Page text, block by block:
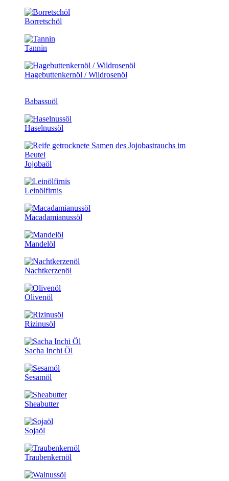
Borretschöl
Tannin
Hagebuttenkernöl / Wildrosenöl
Babassuöl
Haselnussöl
Jojobaöl
Leinölfirnis
Macadamianussöl
Mandelöl
Nachtkerzenöl
Olivenöl
Rizinusöl
Sacha Inchi Öl
Sesamöl
Sheabutter
Sojaöl
Traubenkernöl